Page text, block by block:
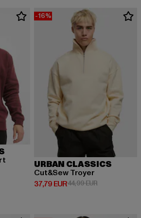
EUR 34,99 EUR
-16%
URBAN CLASSICS
Cut&Sew Troyer
37,79 EUR
Derzeitiger Preis: 37,79 EUR
44,99 EURAktionspreis: